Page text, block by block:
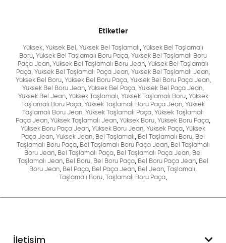
Etiketler
Yüksek, Yüksek Bel , Yüksek Bel Taşlamalı, Yüksek Bel Taşlamalı
Boru, Yüksek Bel Taşlamalı Boru Paça, Yüksek Bel Taşlamalı Boru
Paça Jean, Yüksek Bel Taşlamalı Boru Jean, Yüksek Bel Taşlamalı
Paça, Yüksek Bel Taşlamalı Paça Jean, Yüksek Bel Taşlamalı Jean,
Yüksek Bel Boru, Yüksek Bel Boru Paça, Yüksek Bel Boru Paça Jean,
Yüksek Bel Boru Jean, Yüksek Bel Paça, Yüksek Bel Paça Jean,
Yüksek Bel Jean, Yüksek Taşlamalı, Yüksek Taşlamalı Boru, Yüksek
Taşlamalı Boru Paça, Yüksek Taşlamalı Boru Paça Jean, Yüksek
Taşlamalı Boru Jean, Yüksek Taşlamalı Paça, Yüksek Taşlamalı
Paça Jean, Yüksek Taşlamalı Jean, Yüksek Boru, Yüksek Boru Paça,
Yüksek Boru Paça Jean, Yüksek Boru Jean, Yüksek Paça, Yüksek
Paça Jean, Yüksek Jean, Bel Taşlamalı, Bel Taşlamalı Boru, Bel
Taşlamalı Boru Paça, Bel Taşlamalı Boru Paça Jean, Bel Taşlamalı
Boru Jean, Bel Taşlamalı Paça, Bel Taşlamalı Paça Jean, Bel
Taşlamalı Jean, Bel Boru, Bel Boru Paça, Bel Boru Paça Jean, Bel
Boru Jean, Bel Paça, Bel Paça Jean, Bel Jean, Taşlamalı,
Taşlamalı Boru, Taşlamalı Boru Paça,
İletişim